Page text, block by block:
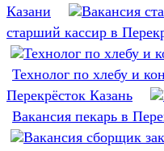
Казани
старший кассир в
Технолог по хлебу и
Перекрёсток Казань
Вакансия пекарь в